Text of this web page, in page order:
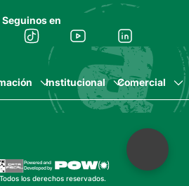
Seguinos en
Institucional Comercial
los derechos reservados.